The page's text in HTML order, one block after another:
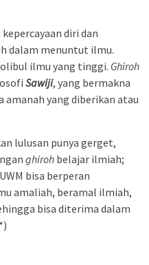
diri dan
dalam menuntut ilmu.
ilmu yang tinggi. Ghiroh
Sawiji, yang bermakna
amanah yang diberikan atau
lulusan punya gerget,
ghiroh belajar ilmiah;
bisa berperan
amaliah, beramal ilmiah,
bisa diterima dalam